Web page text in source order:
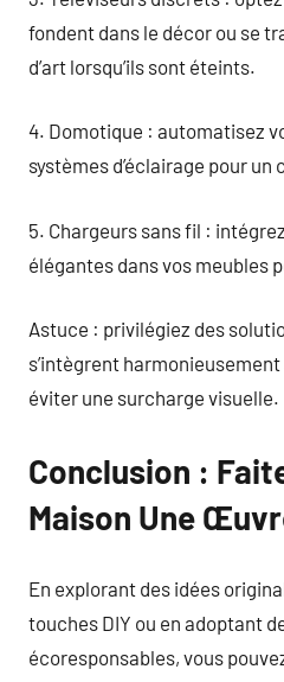
fondent dans le décor ou se
d’art lorsqu’ils sont éteints.
4. Domotique : automatisez
systèmes d’éclairage pour
5. Chargeurs sans fil :
élégantes dans vos meubles
Astuce : privilégiez des
s’intègrent
éviter une surcharge visuelle.
Conclusion :
Maison Une
En explorant des idées
touches DIY ou en adoptant
écoresponsables, vous